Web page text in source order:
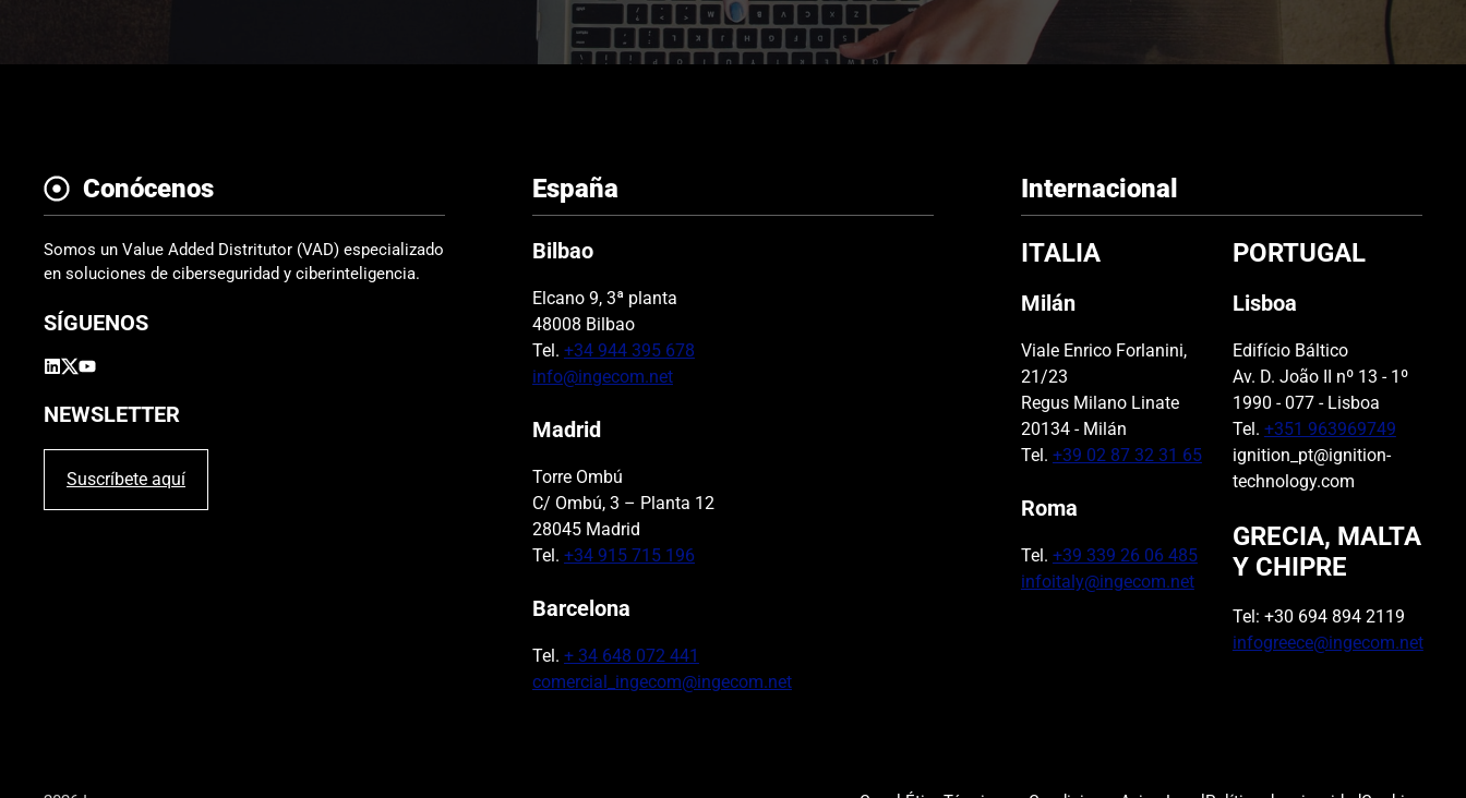
Conócenos
Somos un Value Added Distritutor (VAD) especializado
en soluciones de ciberseguridad y ciberinteligencia.
SÍGUENOS
NEWSLETTER
Suscríbete aquí
España
Bilbao
Elcano 9, 3ª planta
48008 Bilbao
Tel. +34 944 395 678
info@ingecom.net
Madrid
Torre Ombú
C/ Ombú, 3 – Planta 12
28045 Madrid
Tel. +34 915 715 196
Barcelona
Tel. + 34 648 072 441
comercial_ingecom@ingecom.net
Internacional
ITALIA
Milán
Viale Enrico Forlanini,
21/23
Regus Milano Linate
20134 - Milán
Tel. +39 02 87 32 31 65
Roma
Tel. +39 339 26 06 485
infoitaly@ingecom.net
PORTUGAL
Lisboa
Edifício Báltico
Av. D. João II nº 13 - 1º
1990 - 077 - Lisboa
Tel. +351 963969749
ignition_pt@ignition-
technology.com
GRECIA, MALTA
Y CHIPRE
Tel: +30 694 894 2119
infogreece@ingecom.net